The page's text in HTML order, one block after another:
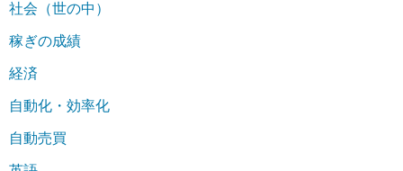
社会（世の中）
稼ぎの成績
経済
自動化・効率化
自動売買